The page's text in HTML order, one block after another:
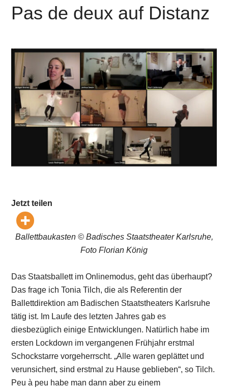
Pas de deux auf Distanz
Jetzt teilen
Ballettbaukasten © Badisches Staatstheater Karlsruhe,
Foto Florian König
Das Staatsballett im Onlinemodus, geht das überhaupt?
Das frage ich Tonia Tilch, die als Referentin der
Ballettdirektion am Badischen Staatstheaters Karlsruhe
tätig ist. Im Laufe des letzten Jahres gab es
diesbezüglich einige Entwicklungen. Natürlich habe im
ersten Lockdown im vergangenen Frühjahr erstmal
Schockstarre vorgeherrscht. „Alle waren geplättet und
verunsichert, sind erstmal zu Hause geblieben“, so Tilch.
Peu à peu habe man dann aber zu einem